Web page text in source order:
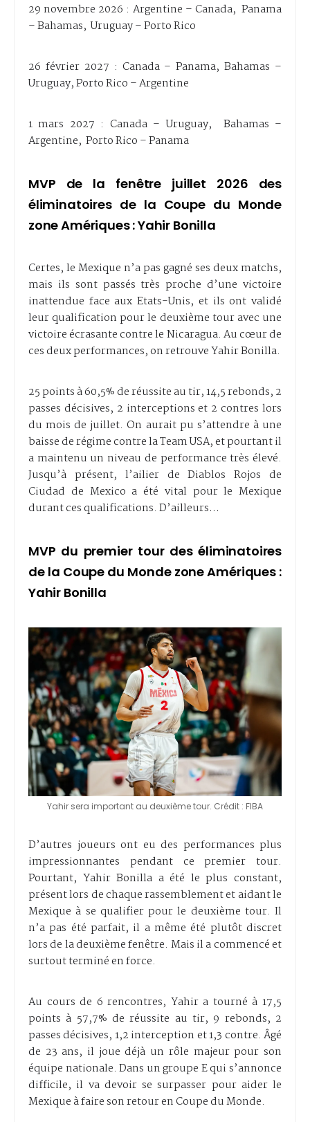
29 novembre 2026 : Argentine – Canada, Panama
– Bahamas, Uruguay – Porto Rico
26 février 2027 : Canada – Panama, Bahamas –
Uruguay, Porto Rico – Argentine
1 mars 2027 : Canada – Uruguay, Bahamas –
Argentine, Porto Rico – Panama
MVP de la fenêtre juillet 2026 des
éliminatoires de la Coupe du Monde
zone Amériques : Yahir Bonilla
Certes, le Mexique n’a pas gagné ses deux matchs,
mais ils sont passés très proche d’une victoire
inattendue face aux Etats-Unis, et ils ont validé
leur qualification pour le deuxième tour avec une
victoire écrasante contre le Nicaragua. Au cœur de
ces deux performances, on retrouve Yahir Bonilla.
25 points à 60,5% de réussite au tir, 14,5 rebonds, 2
passes décisives, 2 interceptions et 2 contres lors
du mois de juillet. On aurait pu s’attendre à une
baisse de régime contre la Team USA, et pourtant il
a maintenu un niveau de performance très élevé.
Jusqu’à présent, l’ailier de Diablos Rojos de
Ciudad de Mexico a été vital pour le Mexique
durant ces qualifications. D’ailleurs…
MVP du premier tour des éliminatoires
de la Coupe du Monde zone Amériques :
Yahir Bonilla
Yahir sera important au deuxième tour. Crédit : FIBA
D’autres joueurs ont eu des performances plus
impressionnantes pendant ce premier tour.
Pourtant, Yahir Bonilla a été le plus constant,
présent lors de chaque rassemblement et aidant le
Mexique à se qualifier pour le deuxième tour. Il
n’a pas été parfait, il a même été plutôt discret
lors de la deuxième fenêtre. Mais il a commencé et
surtout terminé en force.
Au cours de 6 rencontres, Yahir a tourné à 17,5
points à 57,7% de réussite au tir, 9 rebonds, 2
passes décisives, 1,2 interception et 1,3 contre. Âgé
de 23 ans, il joue déjà un rôle majeur pour son
équipe nationale. Dans un groupe E qui s’annonce
difficile, il va devoir se surpasser pour aider le
Mexique à faire son retour en Coupe du Monde.